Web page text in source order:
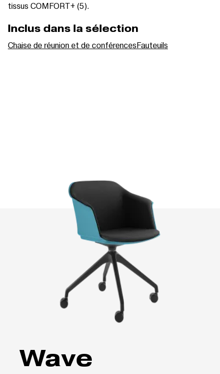
tissus COMFORT+ (5).
Inclus dans la sélection
Chaise de réunion et de conférencesFauteuils
Wave